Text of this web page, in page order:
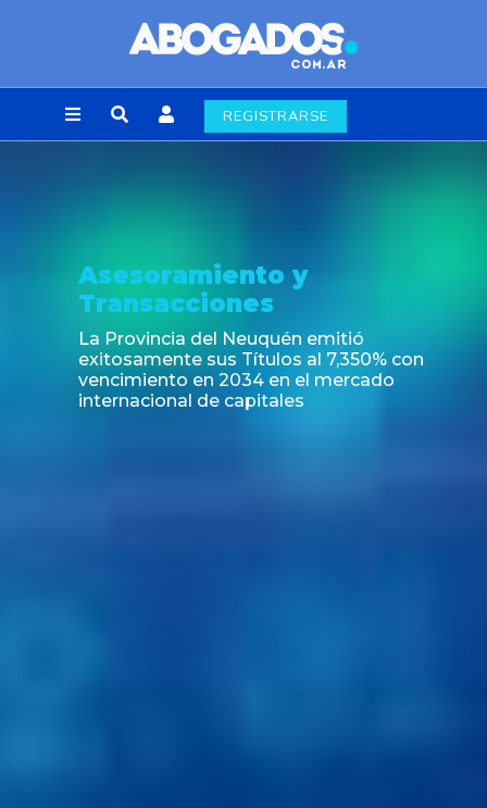
REGISTRARSE
Asesoramiento y
Transacciones
La Provincia del Neuquén emitió
exitosamente sus Títulos al 7,350% con
vencimiento en 2034 en el mercado
internacional de capitales